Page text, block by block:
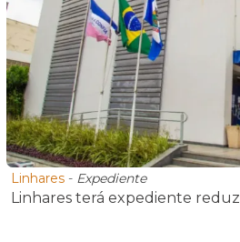
Linhares - Expediente
Linhares terá expediente